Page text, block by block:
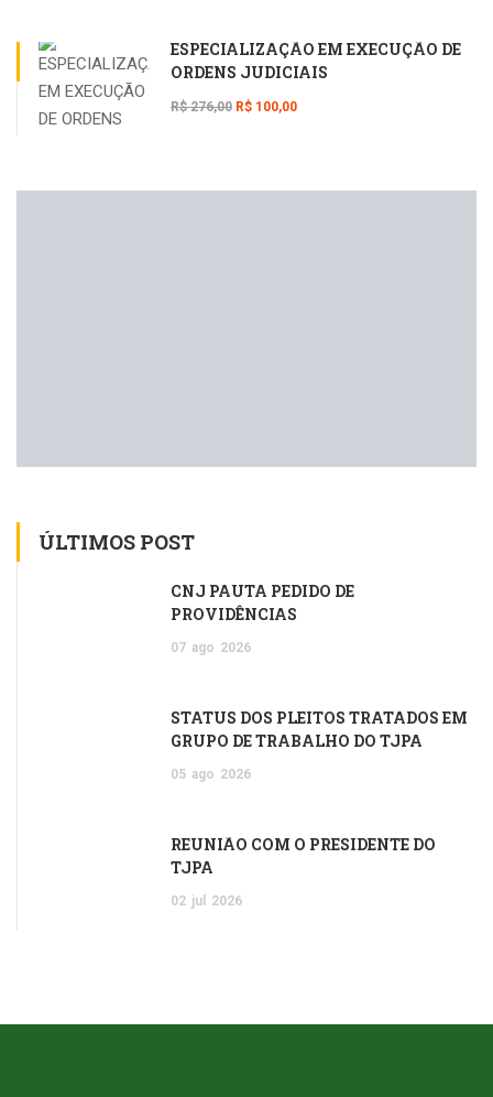
ESPECIALIZAÇÃO EM EXECUÇÃO DE
ORDENS JUDICIAIS
R$ 276,00 R$ 100,00
ÚLTIMOS POST
CNJ PAUTA PEDIDO DE
PROVIDÊNCIAS
07 ago 2026
STATUS DOS PLEITOS TRATADOS EM
GRUPO DE TRABALHO DO TJPA
05 ago 2026
REUNIÃO COM O PRESIDENTE DO
TJPA
02 jul 2026